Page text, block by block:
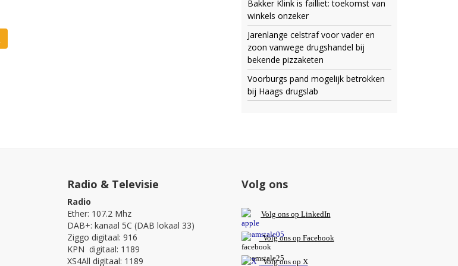
Bakker Klink is failliet: toekomst van
winkels onzeker
Jarenlange celstraf voor vader en
zoon vanwege drugshandel bij
bekende pizzaketen
Voorburgs pand mogelijk betrokken
bij Haags drugslab
Radio & Televisie
Radio
Ether: 107.2 Mhz
DAB+: kanaal 5C (DAB lokaal 33)
Ziggo digitaal: 916
KPN digitaal: 1189
XS4All digitaal: 1189
Volg ons
Volg ons op LinkedIn
Volg ons op Facebook
Volg ons op X